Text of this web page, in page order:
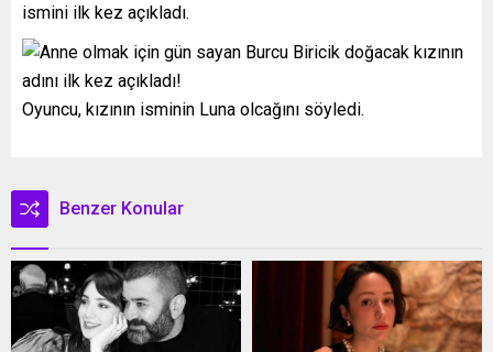
ismini ilk kez açıkladı.
Oyuncu, kızının isminin Luna olcağını söyledi.
Benzer Konular